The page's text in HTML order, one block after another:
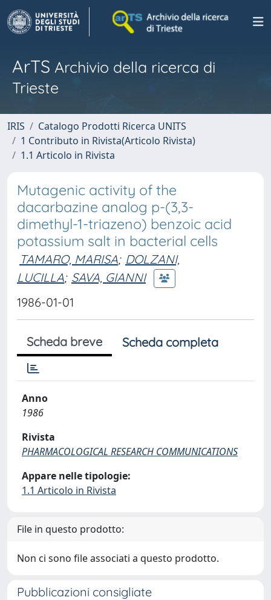
ArTS Archivio della ricerca di
Trieste
IRIS
Catalogo Prodotti Ricerca UNITS
1 Contributo in Rivista(Articolo Rivista)
1.1 Articolo in Rivista
Mutagenic activity of the
dacarbazine analog p-(3,3-
dimethyl-1-triazeno) benzoic acid
potassium salt in bacterial cells
TAMARO, MARISA; DOLZANI,
LUCILLA; SAVA, GIANNI
1986-01-01
Scheda breve Scheda completa
Anno
1986
Rivista
PHARMACOLOGICAL RESEARCH COMMUNICATIONS
Appare nelle tipologie:
1.1 Articolo in Rivista
File in questo prodotto:
Non ci sono file associati a questo prodotto.
Pubblicazioni consigliate